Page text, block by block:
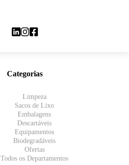
Categorias
Limpeza
Sacos de Lixo
Embalagens
Descartáveis
Equipamentos
Biodegradáveis
Ofertas
Todos os Departamentos